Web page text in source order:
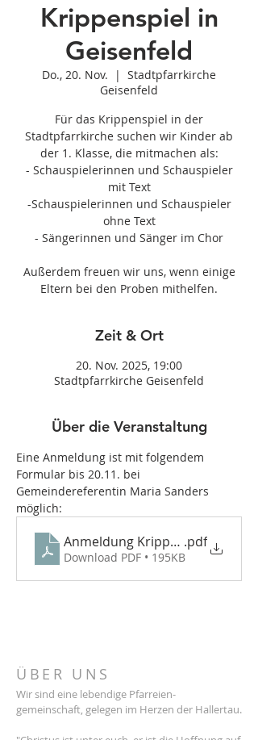
Krippenspiel in
Geisenfeld
Do., 20. Nov.
  |
Stadtpfarrkirche
Geisenfeld
Für das Krippenspiel in der
Stadtpfarrkirche suchen wir Kinder ab
der 1. Klasse, die mitmachen als:
- Schauspielerinnen und Schauspieler
mit Text
-Schauspielerinnen und Schauspieler
ohne Text
- Sängerinnen und Sänger im Chor
Außerdem freuen wir uns, wenn einige
Eltern bei den Proben mithelfen.
Zeit & Ort
20. Nov. 2025, 19:00
Stadtpfarrkirche Geisenfeld
Über die Veranstaltung
Eine Anmeldung ist mit folgendem
Formular bis 20.11. bei
Gemeindereferentin Maria Sanders
möglich:
Anmeldung Krippenspiel 2025
.pdf
Download PDF • 195KB
ÜBER UNS
Wir sind eine lebendige Pfarreien-
gemeinschaft, gelegen im Herzen der Hallertau.